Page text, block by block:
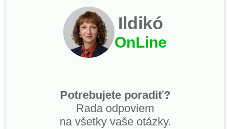
Ildikó
OnLine
Potrebujete poradiť?
Rada odpoviem
na všetky vaše otázky.